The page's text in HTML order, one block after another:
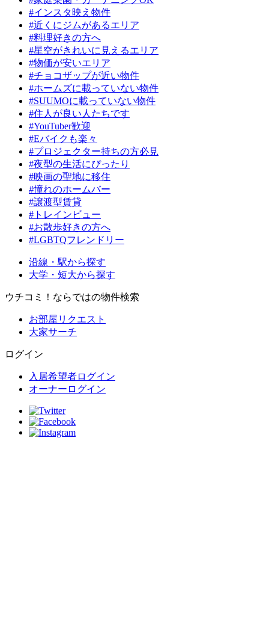
#インスタ映え物件
#近くにジムがあるエリア
#料理好きの方へ
#星空がきれいに見えるエリア
#物価が安いエリア
#チョコザップが近い物件
#ホームズに載っていない物件
#SUUMOに載っていない物件
#住人が良い人たちです
#YouTuber歓迎
#Eバイクも楽々
#プロジェクター持ちの方必見
#夜型の生活にぴったり
#映画の聖地に移住
#憧れのホームバー
#譲渡型賃貸
#トレインビュー
#お散歩好きの方へ
#LGBTQフレンドリー
沿線・駅から探す
大学・短大から探す
ウチコミ！ならではの物件検索
お部屋リクエスト
大家サーチ
ログイン
入居希望者ログイン
オーナーログイン